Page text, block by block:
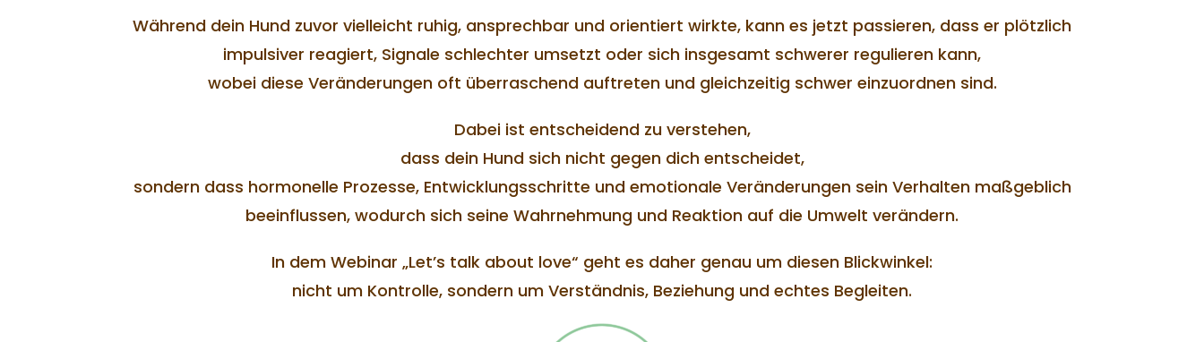
Während dein Hund zuvor vielleicht ruhig, ansprechbar und orientiert wirkte, kann es jetzt passieren, dass er plötzlich
impulsiver reagiert, Signale schlechter umsetzt oder sich insgesamt schwerer regulieren kann,
wobei diese Veränderungen oft überraschend auftreten und gleichzeitig schwer einzuordnen sind.
Dabei ist entscheidend zu verstehen,
dass dein Hund sich nicht gegen dich entscheidet,
sondern dass hormonelle Prozesse, Entwicklungsschritte und emotionale Veränderungen sein Verhalten maßgeblich
beeinflussen, wodurch sich seine Wahrnehmung und Reaktion auf die Umwelt verändern.
In dem Webinar „Let’s talk about love“ geht es daher genau um diesen Blickwinkel:
nicht um Kontrolle, sondern um Verständnis, Beziehung und echtes Begleiten.